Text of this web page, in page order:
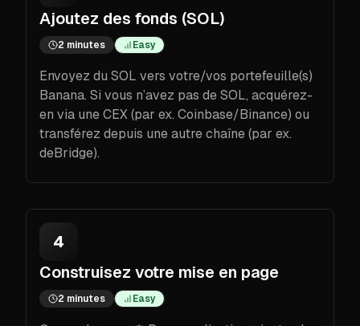
Ajoutez des fonds (SOL)
2 minutes Easy
Envoyez du SOL vers votre/vos portefeuille(s)
Banana. Si vous n’avez pas de SOL, acquérez-
en via une CEX (par ex. Coinbase/Binance) ou
transférez depuis une autre chaîne (par ex.
deBridge).
4
Construisez votre mise en page
2 minutes Easy